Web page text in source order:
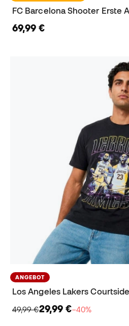
69,99 €
ANGEBOT
49,99 €29,99 €−40%